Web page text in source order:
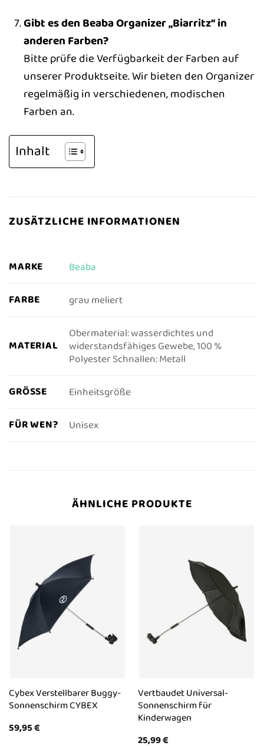
Gibt es den Beaba Organizer „Biarritz“ in
anderen Farben?
Bitte prüfe die Verfügbarkeit der Farben auf
unserer Produktseite. Wir bieten den Organizer
regelmäßig in verschiedenen, modischen
Farben an.
Inhalt
ZUSÄTZLICHE INFORMATIONEN
MARKE Beaba
FARBE grau meliert
MATERIAL
Obermaterial: wasserdichtes und
widerstandsfähiges Gewebe, 100 %
Polyester Schnallen: Metall
GRÖSSE Einheitsgröße
FÜR WEN? Unisex
ÄHNLICHE PRODUKTE
Cybex Verstellbarer Buggy-
Sonnenschirm CYBEX
59,95€
Vertbaudet Universal-
Sonnenschirm für
Kinderwagen
25,99€